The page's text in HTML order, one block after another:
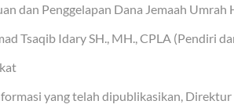
dan Penggelapan Dana Jemaah Umrah
Tsaqib Idary SH., MH., CPLA (Pendiri
yang telah dipublikasikan,